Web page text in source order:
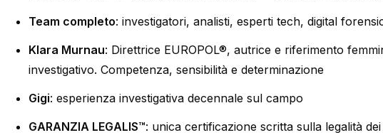
Team completo: investigatori, analisti, esperti tech, digital
Klara Murnau: Direttrice EUROPOL®, autrice e riferimento
investigativo. Competenza, sensibilità e determinazione
Gigi: esperienza investigativa decennale sul campo
GARANZIA LEGALIS™: unica certificazione scritta sulla legalità